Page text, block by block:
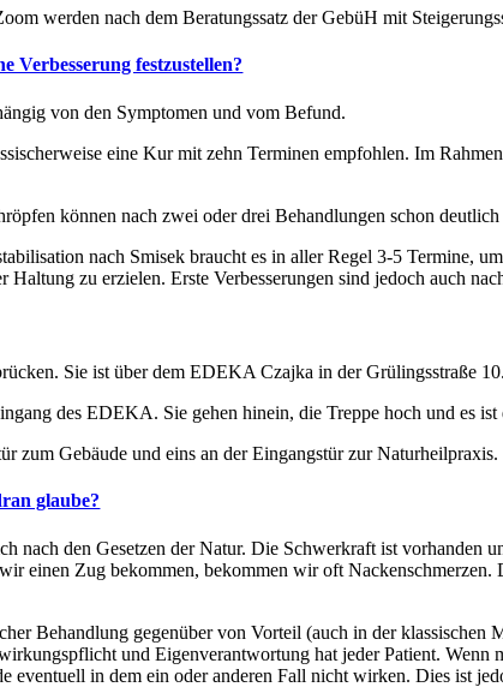
werden nach dem Beratungssatz der GebüH mit
Verbesserung festzustellen?
von den Symptomen und vom Befund.
eine Kur mit zehn Terminen empfohlen. Im
können nach zwei oder drei Behandlungen schon
nach Smisek braucht es in aller Regel 3-5 Termine,
zu erzielen. Erste Verbesserungen sind jedoch auch
Sie ist über dem EDEKA Czajka in der Grülingsstraße
des EDEKA. Sie gehen hinein, die Treppe hoch und es ist
zum Gebäude und eins an der Eingangstür zur Naturheilpraxis.
glaube?
nach den Gesetzen der Natur. Die Schwerkraft ist
einen Zug bekommen, bekommen wir oft
Behandlung gegenüber von Vorteil (auch in der
und Eigenverantwortung hat jeder Patient.
eventuell in dem ein oder anderen Fall nicht wirken. Dies ist